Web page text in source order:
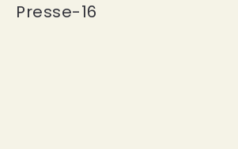
Presse-16